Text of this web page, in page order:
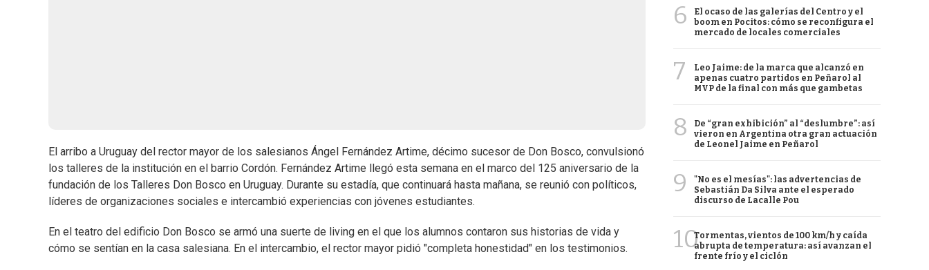
El arribo a Uruguay del rector mayor de los salesianos Ángel Fernández Artime, décimo sucesor de Don Bosco, convulsionó
los talleres de la institución en el barrio Cordón. Fernández Artime llegó esta semana en el marco del 125 aniversario de la
fundación de los Talleres Don Bosco en Uruguay. Durante su estadía, que continuará hasta mañana, se reunió con políticos,
líderes de organizaciones sociales e intercambió experiencias con jóvenes estudiantes.
En el teatro del edificio Don Bosco se armó una suerte de living en el que los alumnos contaron sus historias de vida y
cómo se sentían en la casa salesiana. En el intercambio, el rector mayor pidió "completa honestidad" en los testimonios.
6
El ocaso de las galerías del Centro y el
boom en Pocitos: cómo se reconfigura el
mercado de locales comerciales
7
Leo Jaime: de la marca que alcanzó en
apenas cuatro partidos en Peñarol al
MVP de la final con más que gambetas
8
De “gran exhibición” al “deslumbre”: así
vieron en Argentina otra gran actuación
de Leonel Jaime en Peñarol
9
"No es el mesías": las advertencias de
Sebastián Da Silva ante el esperado
discurso de Lacalle Pou
10Tormentas, vientos de 100 km/h y caída
abrupta de temperatura: así avanzan el
frente frío y el ciclón